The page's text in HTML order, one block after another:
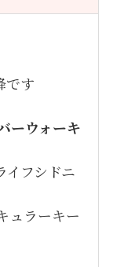
です
ーウォーキ
イフシドニ
ュラーキー